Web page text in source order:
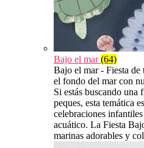
Bajo el mar(64)
Bajo el mar - Fiesta de
el fondo del mar con
Si estás buscando una
peques, esta temática
celebraciones
acuático. La Fiesta
marinas adorables y